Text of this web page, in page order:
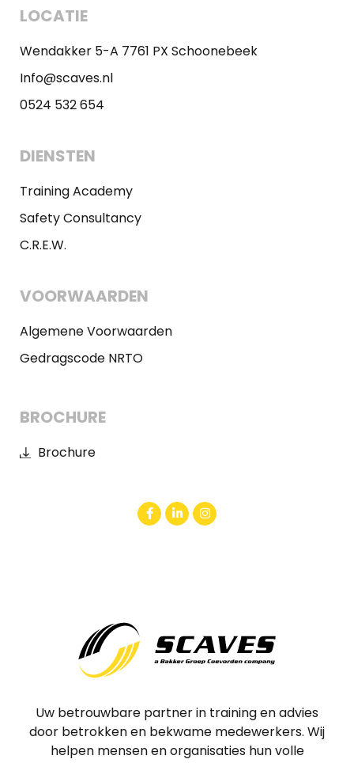
LOCATIE
Wendakker 5-A 7761 PX Schoonebeek
Info@scaves.nl
0524 532 654
DIENSTEN
Training Academy
Safety Consultancy
C.R.E.W.
VOORWAARDEN
Algemene Voorwaarden
Gedragscode NRTO
BROCHURE
Brochure
Uw betrouwbare partner in training en advies
door betrokken en bekwame medewerkers. Wij
helpen mensen en organisaties hun volle